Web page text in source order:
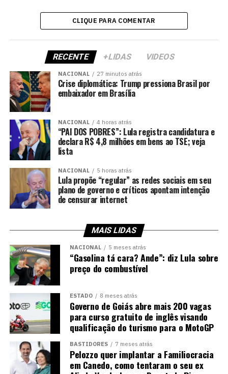
CLIQUE PARA COMENTAR
RECENTE +LIDAS VIDEOS
NACIONAL 27 minutos atrás
Crise diplomática: Trump pressiona Brasil por
embaixador em Brasília
NACIONAL 4 horas atrás
“PAI DOS POBRES”: Lula registra candidatura e
declara R$ 4,8 milhões em bens ao TSE; veja
lista
NACIONAL 5 horas atrás
Lula propõe “regular” as redes sociais em seu
plano de governo e críticos apontam intenção
de censurar internet
MAIS LIDAS
NACIONAL 5 meses atrás
“Gasolina tá cara? Ande”: diz Lula sobre
preço do combustível
ESTADO 8 meses atrás
Governo de Goiás abre mais 200 vagas
para curso gratuito de inglês visando
qualificação do turismo para o MotoGP
BASTIDORES 7 meses atrás
Pelozzo quer implantar a Familiocracia
em Canedo, como tentaram o seu ex